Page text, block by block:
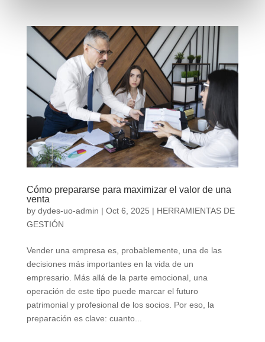
Cómo prepararse para maximizar el valor de una
venta
by dydes-uo-admin | Oct 6, 2025 | HERRAMIENTAS DE
GESTIÓN
Vender una empresa es, probablemente, una de las
decisiones más importantes en la vida de un
empresario. Más allá de la parte emocional, una
operación de este tipo puede marcar el futuro
patrimonial y profesional de los socios. Por eso, la
preparación es clave: cuanto...